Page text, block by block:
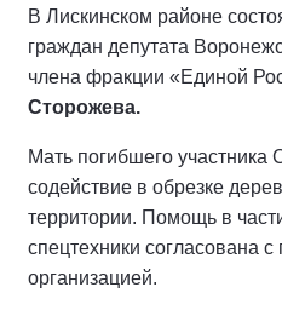
В Лискинском районе
граждан депутата
члена фракции «Единой
Сторожева.
Мать погибшего участника
содействие в обрезке
территории. Помощь в
спецтехники согласована
организацией.